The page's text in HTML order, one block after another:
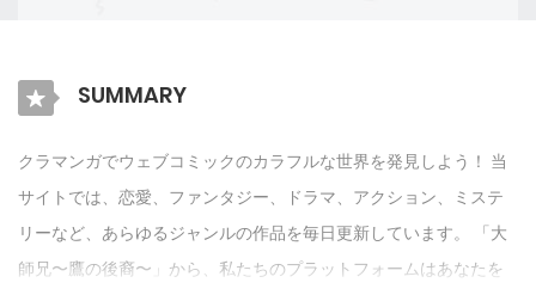
SUMMARY
クラマンガでウェブコミックのカラフルな世界を発見しよう！ 当
サイトでは、恋愛、ファンタジー、ドラマ、アクション、ミステ
リーなど、あらゆるジャンルの作品を毎日更新しています。 「大
師兄〜鷹の後裔〜」から、私たちのプラットフォームはあなたを